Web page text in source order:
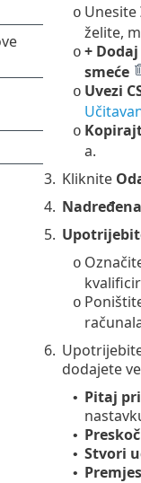
o Unesite
želite,
o +
smeće
o Uvezi
o
a.
3. Kliknite
4.
5.
o
o
6.
dodajete
• Pitaj
•
• Stvori
•